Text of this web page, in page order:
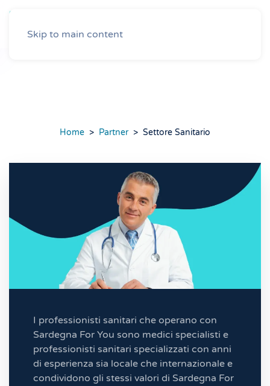
Skip to main content
Home Partner Settore Sanitario
I professionisti sanitari che operano con
Sardegna For You sono medici specialisti e
professionisti sanitari specializzati con anni
di esperienza sia locale che internazionale e
condividono gli stessi valori di Sardegna For